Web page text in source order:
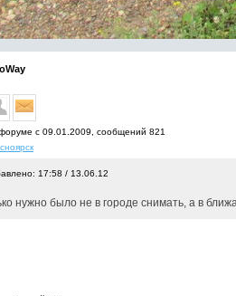
с 09.01.2009, cообщений 821
17:58 / 13.06.12
нужно было не в городе снимать, а в